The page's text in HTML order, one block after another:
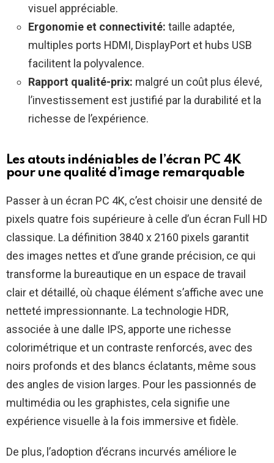
visuel appréciable.
Ergonomie et connectivité: taille adaptée,
multiples ports HDMI, DisplayPort et hubs USB
facilitent la polyvalence.
Rapport qualité-prix: malgré un coût plus élevé,
l’investissement est justifié par la durabilité et la
richesse de l’expérience.
Les atouts indéniables de l’écran PC 4K
pour une qualité d’image remarquable
Passer à un écran PC 4K, c’est choisir une densité de
pixels quatre fois supérieure à celle d’un écran Full HD
classique. La définition 3840 x 2160 pixels garantit
des images nettes et d’une grande précision, ce qui
transforme la bureautique en un espace de travail
clair et détaillé, où chaque élément s’affiche avec une
netteté impressionnante. La technologie HDR,
associée à une dalle IPS, apporte une richesse
colorimétrique et un contraste renforcés, avec des
noirs profonds et des blancs éclatants, même sous
des angles de vision larges. Pour les passionnés de
multimédia ou les graphistes, cela signifie une
expérience visuelle à la fois immersive et fidèle.
De plus, l’adoption d’écrans incurvés améliore le